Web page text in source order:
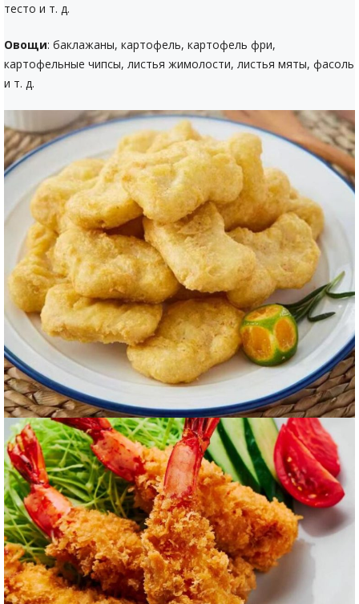
тесто и т. д.
Овощи: баклажаны, картофель, картофель фри,
картофельные чипсы, листья жимолости, листья мяты, фасоль
и т. д.